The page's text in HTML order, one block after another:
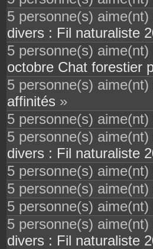
5 personne(s) aime(nt)
divers : Fil naturaliste
5 personne(s) aime(nt)
octobre Chat forestier
5 personne(s) aime(nt)
affinités »
5 personne(s) aime(nt)
5 personne(s) aime(nt)
divers : Fil naturaliste
5 personne(s) aime(nt)
5 personne(s) aime(nt)
5 personne(s) aime(nt)
5 personne(s) aime(nt)
divers : Fil naturaliste